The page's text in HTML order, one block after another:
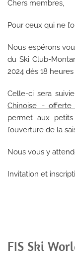
Chers membres,
Pour ceux qui ne
Nous espérons
du Ski Club-
2024 dès 18 heures
Celle-ci sera
Chinoise’ -
permet aux
l’ouverture de la
Nous vous y
Invitation et
FIS Ski